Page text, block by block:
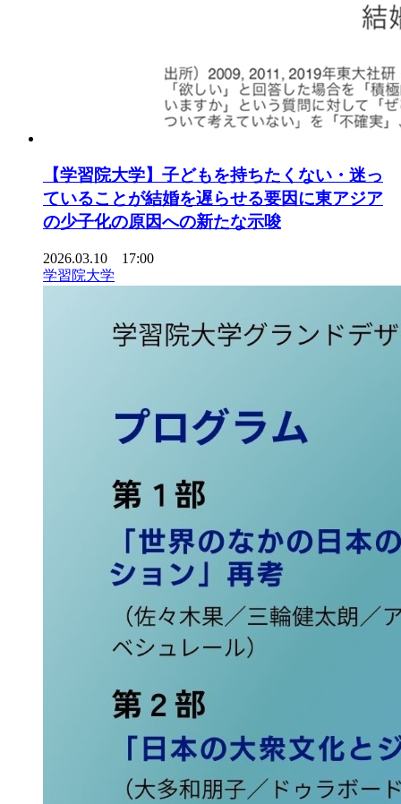
【学習院大学】子どもを持ちたくない・迷っ
ていることが結婚を遅らせる要因に東アジア
の少子化の原因への新たな示唆
2026.03.10 17:00
学習院大学